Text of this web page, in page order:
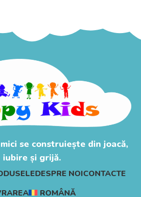
se construiește din joacă,
iubire și grijă.
DESPRE NOICONTACTE
ROMÂNĂ